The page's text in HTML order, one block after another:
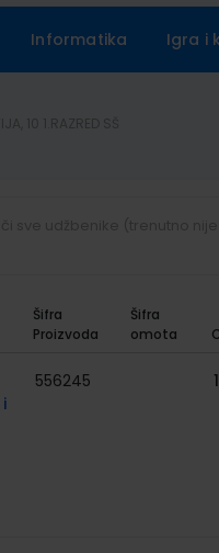
Informatika Igra i
Šifra
Proizvoda
Šifra
omota
556245